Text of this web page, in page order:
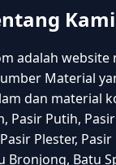
Kami
adalah website
Material
dan material
Pasir Putih,
Plester,
Bronjong, Batu